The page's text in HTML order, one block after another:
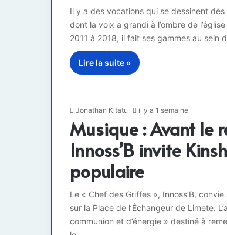
Il y a des vocations qui se dessinent
dont la voix a grandi à l’ombre de
2011 à 2018, il fait ses gammes au sein
Lire la suite »
Jonathan Kitatu il y a 1 semaine
Musique : Avant le
Innoss’B invite
populaire
Le « Chef des Griffes », Innoss’B,
sur la Place de l’Échangeur de Limete.
communion et d’énergie » destiné à